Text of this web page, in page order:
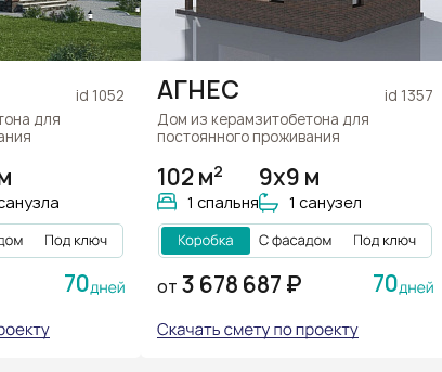
id 1052
для
70
АГНЕС
id 1357
Дом из керамзитобетона для
постоянного проживания
102 м2
1 спальня
9х9 м
1 санузел
ОТ 3 678 687 ₽ 70